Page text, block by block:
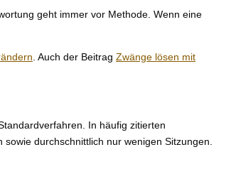
geht immer vor Methode. Wenn eine
. Auch der Beitrag Zwänge lösen mit
In häufig zitierten
durchschnittlich nur wenigen Sitzungen.